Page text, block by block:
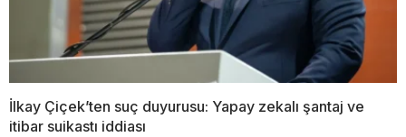
İlkay Çiçek’ten suç duyurusu: Yapay zekalı şantaj ve
itibar suikastı iddiası